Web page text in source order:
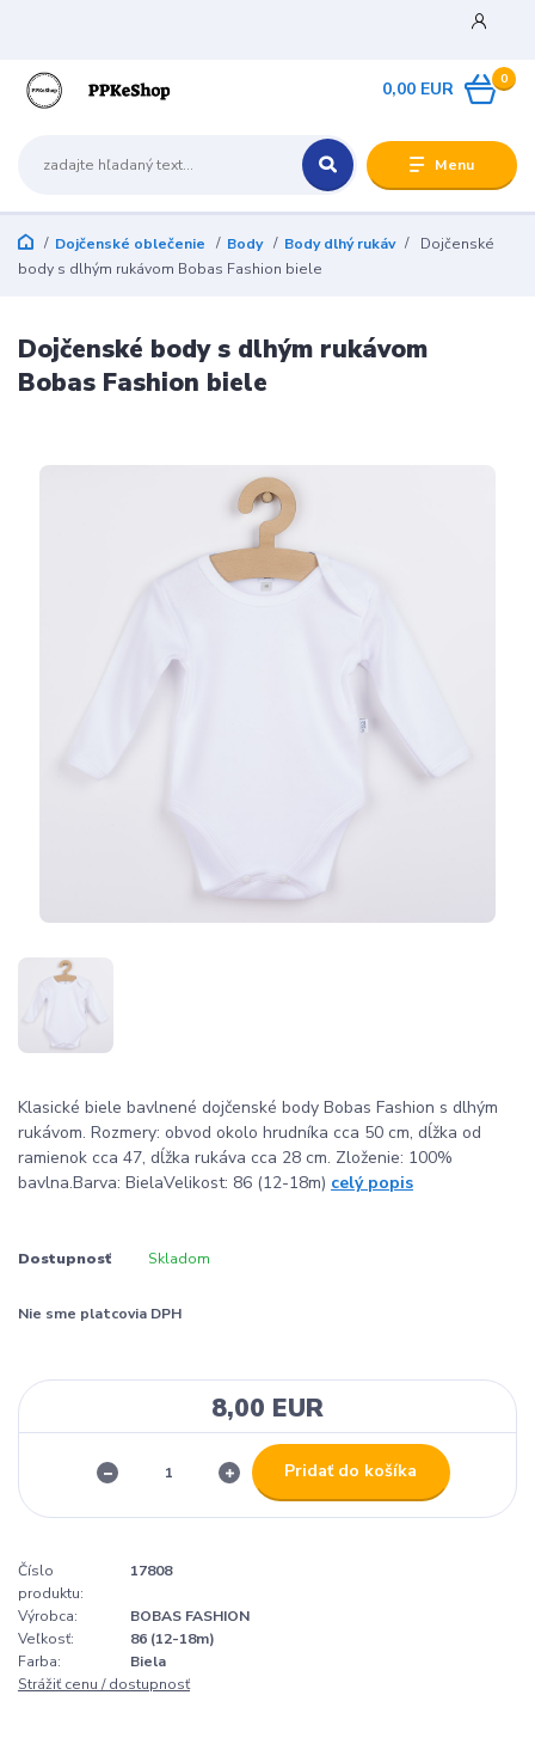
Menu
0
0,00 EUR
Dojčenské oblečenie Body Body dlhý rukáv
Dojčenské
body s dlhým rukávom Bobas Fashion biele
Dojčenské body s dlhým rukávom
Bobas Fashion biele
Klasické biele bavlnené dojčenské body Bobas Fashion s dlhým
rukávom. Rozmery: obvod okolo hrudníka cca 50 cm, dĺžka od
ramienok cca 47, dĺžka rukáva cca 28 cm. Zloženie: 100%
bavlna.Barva: BielaVelikost: 86 (12-18m) celý popis
Dostupnosť Skladom
Nie sme platcovia DPH
8,00 EUR
Pridať do košíka
Číslo
produktu:
17808
Výrobca:
BOBAS FASHION
Veľkosť:
86 (12-18m)
Farba:
Biela
Strážiť cenu / dostupnosť